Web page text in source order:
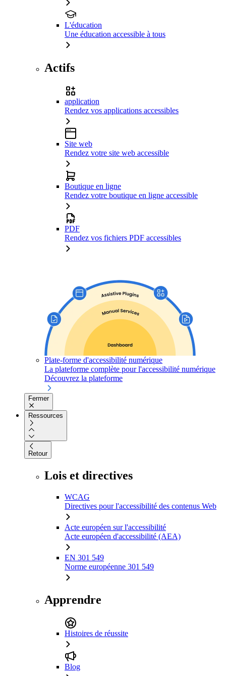
L'éducation
Une éducation accessible à tous
Actifs
application
Rendez vos applications accessibles
Site web
Rendez votre site web accessible
Boutique en ligne
Rendez votre boutique en ligne accessible
PDF
Rendez vos fichiers PDF accessibles
Plate-forme d'accessibilité numérique
La plateforme complète pour l'accessibilité numérique
Découvrez la plateforme
Fermer
Ressources
Retour
Lois et directives
WCAG
Directives pour l'accessibilité des contenus Web
Acte européen sur l'accessibilité
Acte européen d'accessibilité (AEA)
EN 301 549
Norme européenne 301 549
Apprendre
Histoires de réussite
Blog